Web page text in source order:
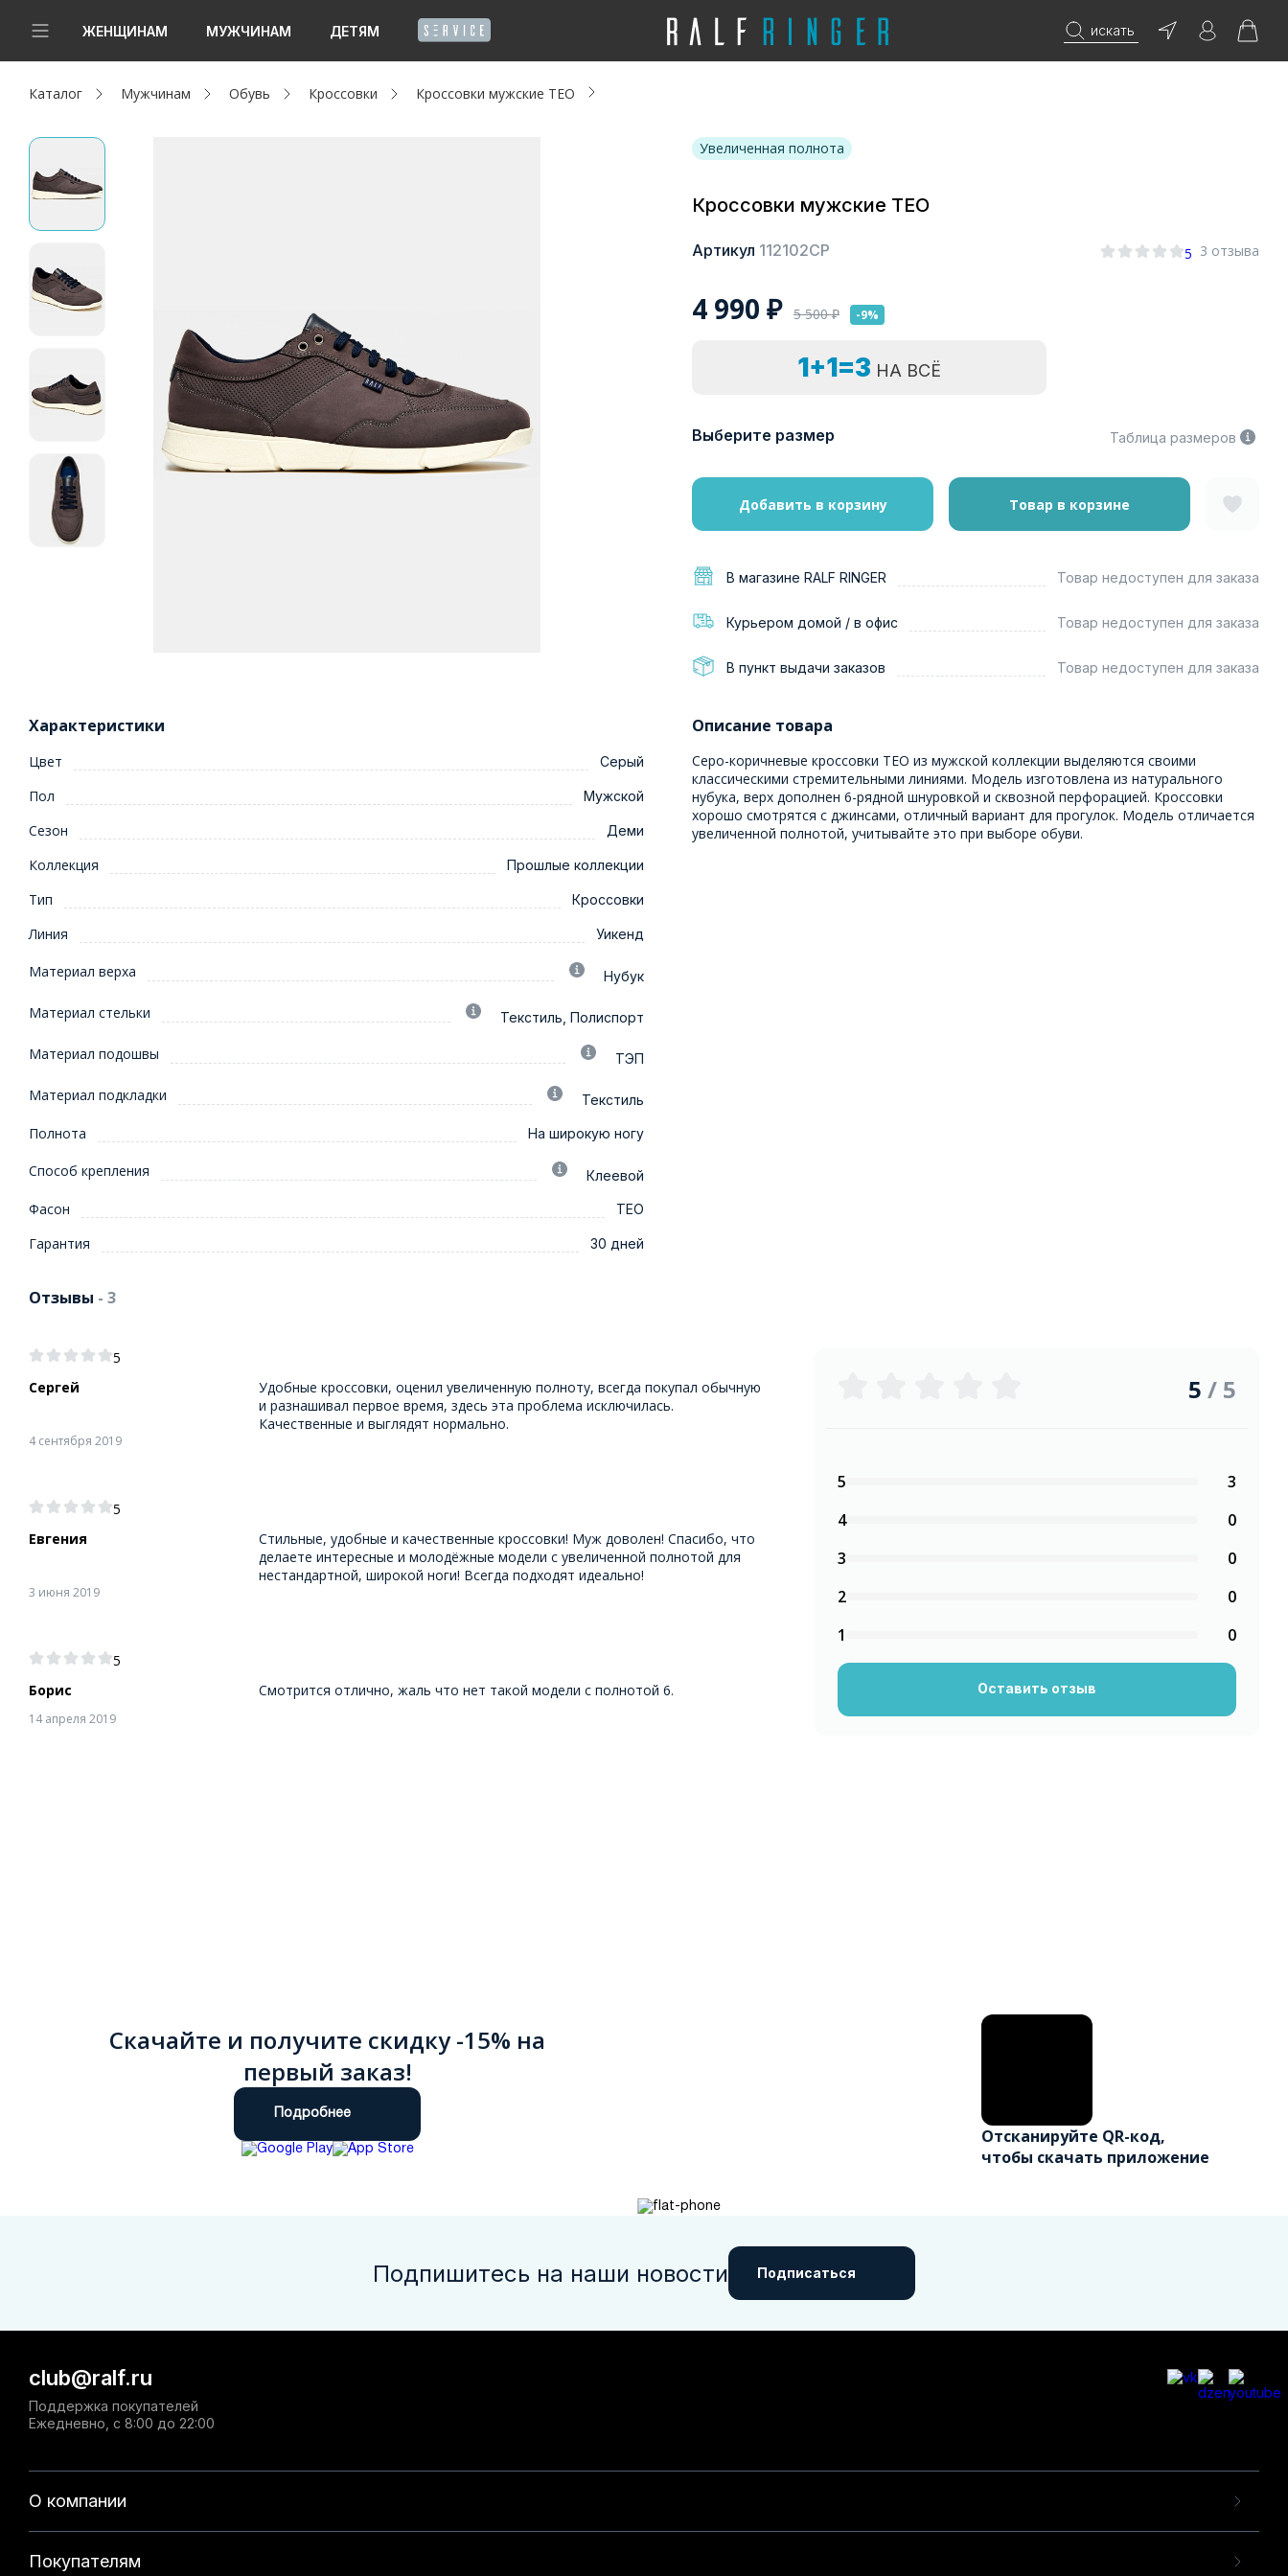
ЖЕНЩИНАМ МУЖЧИНАМ ДЕТЯМ искать
Новинки
Женщинам
Мужчинам
Капсула
Акции / Новости
Адреса магазинов
Каталог Мужчинам Обувь Кроссовки Кроссовки мужские ТЕО
Увеличенная полнота
Кроссовки мужские ТЕО
Артикул 112102СР 5 3 отзыва
4 990 ₽ 5 500₽ -9%
1+1=3 НА ВСЁ
Выберите размер Таблица размеров
Добавить в корзину Товар в корзине
В магазине RALF RINGER Товар недоступен для заказа
Курьером домой / в офис Товар недоступен для заказа
В пункт выдачи заказов Товар недоступен для заказа
Характеристики
Цвет Серый
Пол Мужской
Сезон Деми
Коллекция Прошлые коллекции
Тип Кроссовки
Линия Уикенд
Материал верха Нубук
Материал стельки Текстиль, Полиспорт
Материал подошвы ТЭП
Материал подкладки Текстиль
Полнота На широкую ногу
Способ крепления Клеевой
Фасон ТЕО
Гарантия 30 дней
Описание товара
Серо-коричневые кроссовки ТЕО из мужской коллекции выделяются своими
классическими стремительными линиями. Модель изготовлена из натурального
нубука, верх дополнен 6-рядной шнуровкой и сквозной перфорацией. Кроссовки
хорошо смотрятся с джинсами, отличный вариант для прогулок. Модель отличается
увеличенной полнотой, учитывайте это при выборе обуви.
Отзывы - 3
5
Сергей
4 сентября 2019
Удобные кроссовки, оценил увеличенную полноту, всегда покупал обычную
и разнашивал первое время, здесь эта проблема исключилась.
Качественные и выглядят нормально.
5
Евгения
3 июня 2019
Стильные, удобные и качественные кроссовки! Муж доволен! Спасибо, что
делаете интересные и молодёжные модели с увеличенной полнотой для
нестандартной, широкой ноги! Всегда подходят идеально!
5
Борис
14 апреля 2019
Смотрится отлично, жаль что нет такой модели с полнотой 6.
5 / 5
5
3
4
0
3
0
2
0
1
0
Оставить отзыв
Скачайте и получите скидку -15% на
первый заказ!
Подробнее
Отсканируйте QR-код,
чтобы скачать приложение
Подпишитесь на наши новости Подписаться
О компании
Покупателям
club@ralf.ru
Поддержка покупателей
Ежедневно, с 8:00 до 22:00